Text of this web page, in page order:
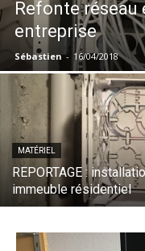
Refonte réseau
entreprise
Sébastien - 16/04/2018
MATÉRIEL
REPORTAGE :
immeuble résidentiel